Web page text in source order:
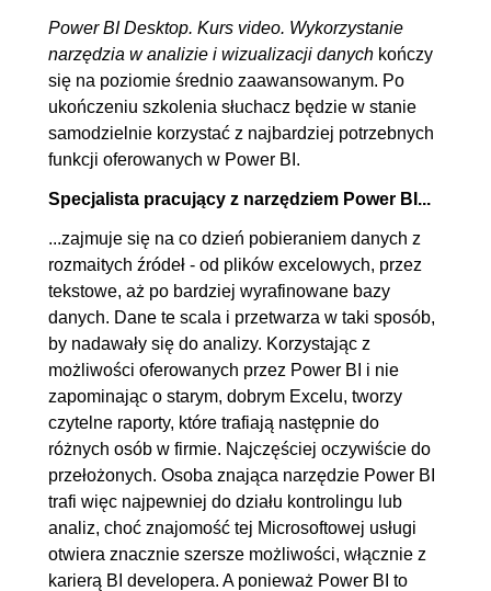
8. Relacje 00:38:45
8.1. Rodzaje tabel - Lookup
tables
00:10:33
8.2. Rodzaje tabel - Data tables
8.3. Rodzaje połączeń między
tabelami
00:20:28
9. Miary 02:28:17
9.1. Przygotowanie modelu
danych do pracy - relacje
aktywne i nieaktywne
00:15:26
9.2. Kierunki filtrowania
00:11:50
9.3. Miary - Funkcje
SUM(),AVERAGE()
00:07:34
9.4. Miary - Funkcje
MIN(),MAX(),COUNTROWS(),DISTINCTCOUNT()
00:10:40
9.5. Miary - Funkcja
00:07:31
Power BI Desktop. Kurs video. Wykorzystanie
narzędzia w analizie i wizualizacji danych kończy
się na poziomie średnio zaawansowanym. Po
ukończeniu szkolenia słuchacz będzie w stanie
samodzielnie korzystać z najbardziej potrzebnych
funkcji oferowanych w Power BI.
Specjalista pracujący z narzędziem Power BI...
...zajmuje się na co dzień pobieraniem danych z
rozmaitych źródeł - od plików excelowych, przez
tekstowe, aż po bardziej wyrafinowane bazy
danych. Dane te scala i przetwarza w taki sposób,
by nadawały się do analizy. Korzystając z
możliwości oferowanych przez Power BI i nie
zapominając o starym, dobrym Excelu, tworzy
czytelne raporty, które trafiają następnie do
różnych osób w firmie. Najczęściej oczywiście do
przełożonych. Osoba znająca narzędzie Power BI
trafi więc najpewniej do działu kontrolingu lub
analiz, choć znajomość tej Microsoftowej usługi
otwiera znacznie szersze możliwości, włącznie z
karierą BI developera. A ponieważ Power BI to